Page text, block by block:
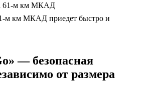
м км МКАД приедет быстро и
— безопасная
от размера